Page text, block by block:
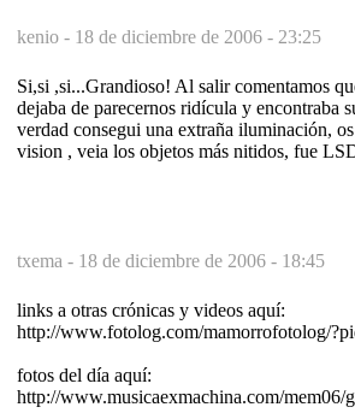
kenio - 18 de diciembre de 2006 - 23:25
Si,si ,si...Grandioso! Al salir comentamos
dejaba de parecernos ridícula y encontraba
verdad consegui una extraña iluminación,
vision , veia los objetos más nitidos, fue
txema - 18 de diciembre de 2006 - 18:45
links a otras crónicas y videos aquí:
http://www.fotolog.com/mamorrofotolog/
fotos del día aquí:
http://www.musicaexmachina.com/mem06/